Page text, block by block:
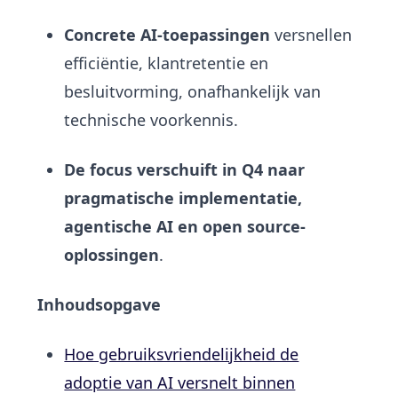
Concrete AI-toepassingen versnellen
efficiëntie, klantretentie en
besluitvorming, onafhankelijk van
technische voorkennis.
De focus verschuift in Q4 naar
pragmatische implementatie,
agentische AI en open source-
oplossingen.
Inhoudsopgave
Hoe gebruiksvriendelijkheid de
adoptie van AI versnelt binnen